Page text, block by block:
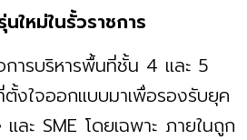
หม่ในรั้วราชการ
ารบริหารพื้นที่ชั้น 4 และ 5
งใจออกแบบมาเพื่อรองรับยุค
ละ SME โดยเฉพาะ ภายในถูก